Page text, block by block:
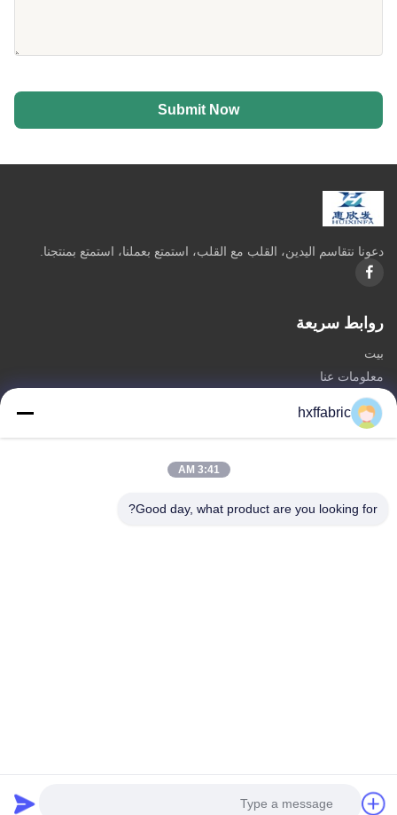
Submit Now
دعونا نتقاسم اليدين، القلب مع القلب، استمتع بعملنا، استمتع بمنتجنا.
روابط سريعة
بيت
معلومات عنا
المنتجات
اتصل بنا
الحقوق محفوظة |
hxffabric
3:41 AM
Good day, what product are you looking for?